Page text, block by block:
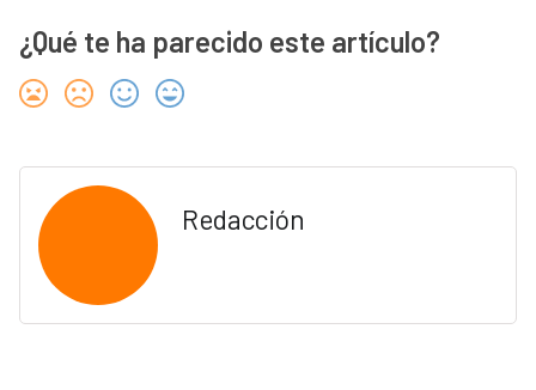
¿Qué te ha parecido este artículo?
Redacción